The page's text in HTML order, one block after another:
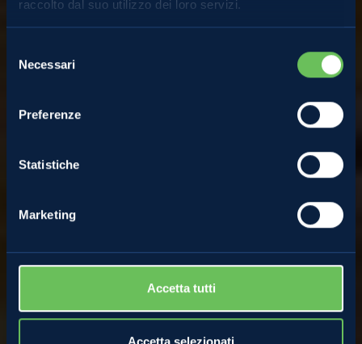
raccolto dal suo utilizzo dei loro servizi.
delNecessari
Preferenze
Statistiche
Marketing
Accetta tutti
Accetta selezionati
Come si fa la torta di
mele nella friggitrice ad